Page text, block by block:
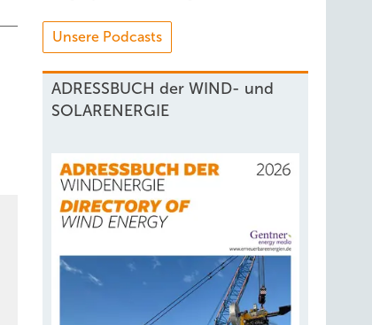
Unsere Podcasts
ADRESSBUCH der WIND- und
SOLARENERGIE